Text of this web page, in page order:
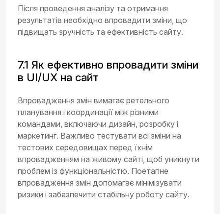
Після проведення аналізу та отримання
результатів необхідно впровадити зміни, що
підвищать зручність та ефективність сайту.
7.1 Як ефективно впровадити зміни
в UI/UX на сайт
Впровадження змін вимагає ретельного
планування і координації між різними
командами, включаючи дизайн, розробку і
маркетинг. Важливо тестувати всі зміни на
тестових середовищах перед їхнім
впровадженням на живому сайті, щоб уникнути
проблем із функціональністю. Поетапне
впровадження змін допомагає мінімізувати
ризики і забезпечити стабільну роботу сайту.